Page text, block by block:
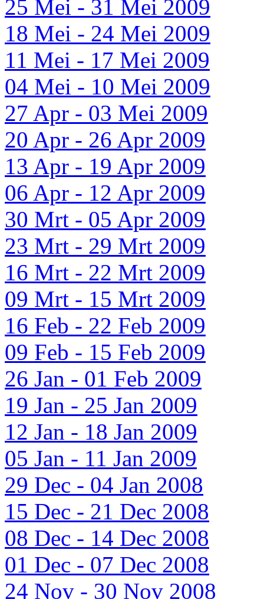
25 Mei - 31 Mei 2009
18 Mei - 24 Mei 2009
11 Mei - 17 Mei 2009
04 Mei - 10 Mei 2009
27 Apr - 03 Mei 2009
20 Apr - 26 Apr 2009
13 Apr - 19 Apr 2009
06 Apr - 12 Apr 2009
30 Mrt - 05 Apr 2009
23 Mrt - 29 Mrt 2009
16 Mrt - 22 Mrt 2009
09 Mrt - 15 Mrt 2009
16 Feb - 22 Feb 2009
09 Feb - 15 Feb 2009
26 Jan - 01 Feb 2009
19 Jan - 25 Jan 2009
12 Jan - 18 Jan 2009
05 Jan - 11 Jan 2009
29 Dec - 04 Jan 2008
15 Dec - 21 Dec 2008
08 Dec - 14 Dec 2008
01 Dec - 07 Dec 2008
24 Nov - 30 Nov 2008